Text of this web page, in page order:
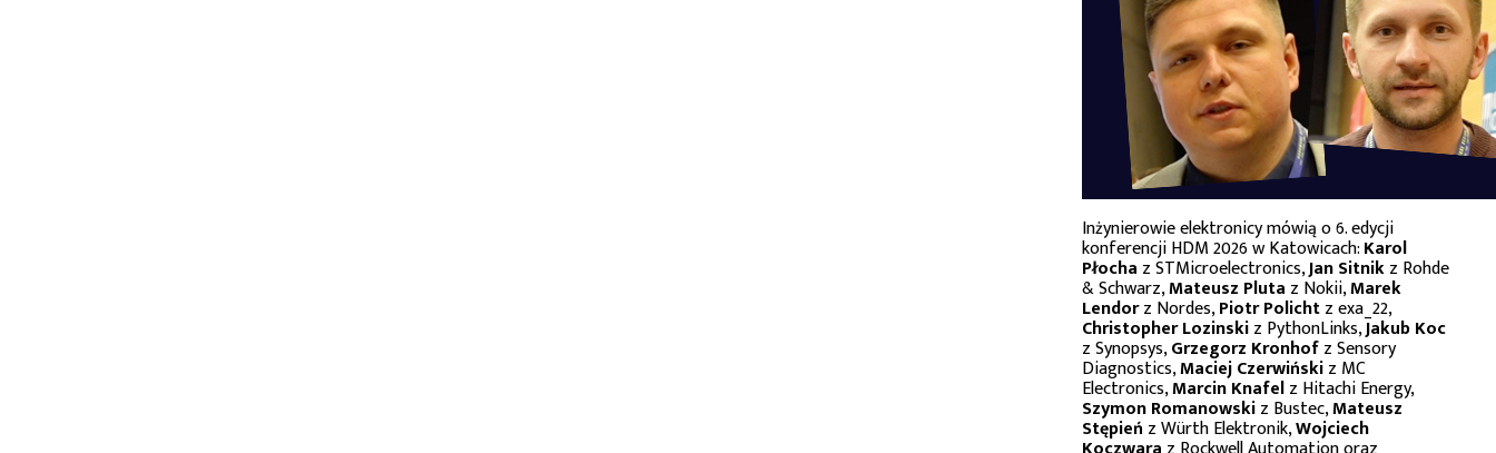
Inżynierowie elektronicy mówią o 6. edycji
konferencji HDM 2026 w Katowicach:Karol
Płocha z STMicroelectronics,Jan Sitnikz Rohde
& Schwarz,Mateusz Pluta z Nokii,Marek
Lendorz Nordes,Piotr Polichtz exa_22,
Christopher Lozinskiz PythonLinks,Jakub Koc
z Synopsys,Grzegorz Kronhofz Sensory
Diagnostics,Maciej Czerwińskiz MC
Electronics,Marcin Knafelz Hitachi Energy,
Szymon Romanowskiz Bustec,Mateusz
Stępień z Würth Elektronik,Wojciech